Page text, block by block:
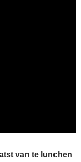
van te lunchen